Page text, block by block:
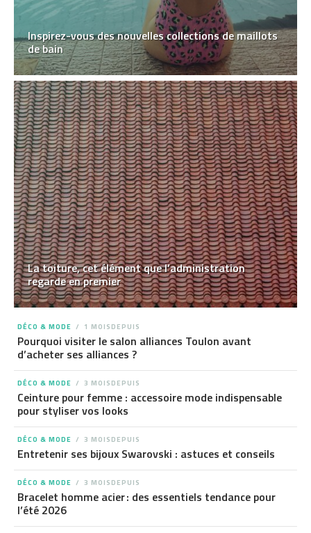
Inspirez-vous des nouvelles collections de maillots
de bain
La toiture, cet élément que l’administration
regarde en premier
DÉCO & MODE 1 MOISDEPUIS
Pourquoi visiter le salon alliances Toulon avant
d’acheter ses alliances ?
DÉCO & MODE 3 MOISDEPUIS
Ceinture pour femme : accessoire mode indispensable
pour styliser vos looks
DÉCO & MODE 3 MOISDEPUIS
Entretenir ses bijoux Swarovski : astuces et conseils
DÉCO & MODE 3 MOISDEPUIS
Bracelet homme acier : des essentiels tendance pour
l’été 2026